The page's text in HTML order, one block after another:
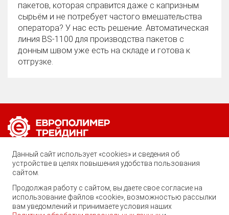
Георгий
Здравствуйте! Готов помочь
Вам. Напишите мне, если у
пакетов, которая справится даже с капризным
сырьём и не потребует частого вмешательства
оператора? У нас есть решение. Автоматическая
линия BS‑1100 для производства пакетов с
донным швом уже есть на складе и готова к
отгрузке.
Позвоните нам по любому вопросу:
8 (800) 222-40-61
Ростов-на-Дону, ул. Вавилова, 59
trade@ep-group.ru
Данный сайт использует «cookies» и сведения об
устройстве в целях повышения удобства пользования
сайтом.
Продолжая работу с сайтом, вы даете свое согласие на
использование файлов «cookie», возможностью рассылки
вам уведомлений и принимаете условия наших